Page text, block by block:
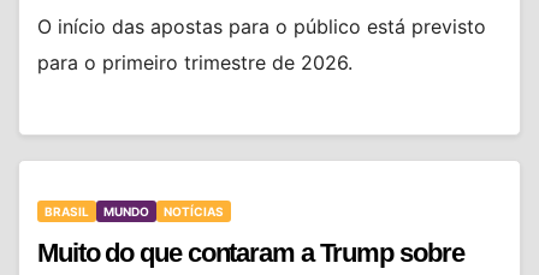
O início das apostas para o público está previsto
para o primeiro trimestre de 2026.
BRASIL MUNDO NOTÍCIAS
Muito do que contaram a Trump sobre